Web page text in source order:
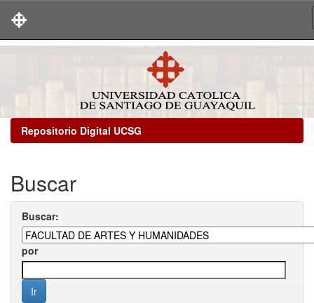
Repositorio Digital UCSG
Buscar
Buscar:
por